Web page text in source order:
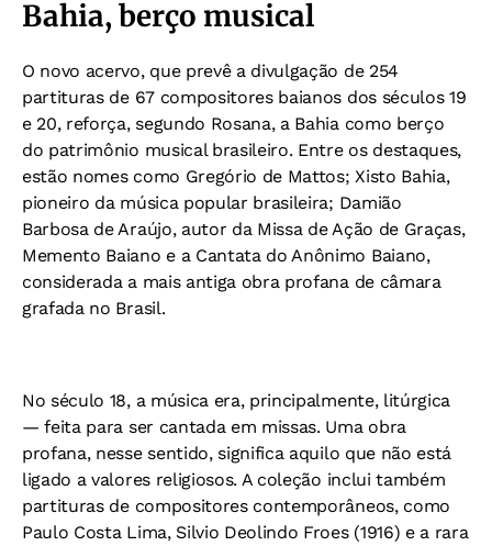
Bahia, berço musical
O novo acervo, que prevê a divulgação de 254
partituras de 67 compositores baianos dos séculos 19
e 20, reforça, segundo Rosana, a Bahia como berço
do patrimônio musical brasileiro. Entre os destaques,
estão nomes como Gregório de Mattos; Xisto Bahia,
pioneiro da música popular brasileira; Damião
Barbosa de Araújo, autor da Missa de Ação de Graças,
Memento Baiano e a Cantata do Anônimo Baiano,
considerada a mais antiga obra profana de câmara
grafada no Brasil.
No século 18, a música era, principalmente, litúrgica
— feita para ser cantada em missas. Uma obra
profana, nesse sentido, significa aquilo que não está
ligado a valores religiosos. A coleção inclui também
partituras de compositores contemporâneos, como
Paulo Costa Lima, Silvio Deolindo Froes (1916) e a rara